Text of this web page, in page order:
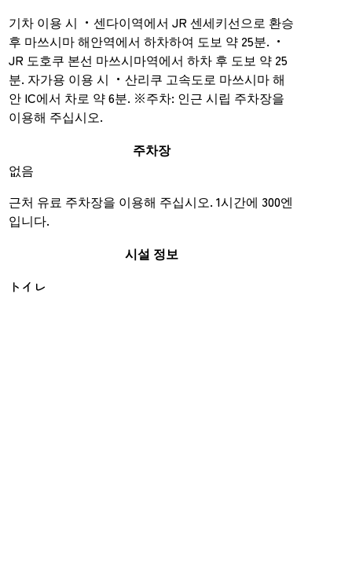
기차 이용 시 ・센다이역에서 JR 센세키선으로 환승
후 마쓰시마 해안역에서 하차하여 도보 약 25분. ・
JR 도호쿠 본선 마쓰시마역에서 하차 후 도보 약 25
분. 자가용 이용 시 ・산리쿠 고속도로 마쓰시마 해
안 IC에서 차로 약 6분. ※주차: 인근 시립 주차장을
이용해 주십시오.
주차장
없음
근처 유료 주차장을 이용해 주십시오. 1시간에 300엔
입니다.
시설 정보
トイレ